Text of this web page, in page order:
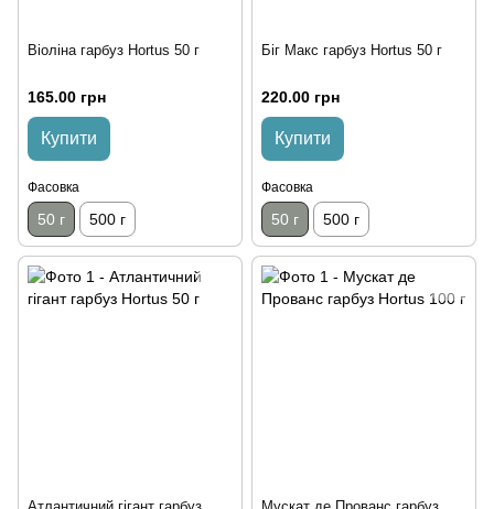
Віоліна гарбуз Hortus 50 г
165.00 грн
Купити
Фасовка
50 г 500 г
Біг Макс гарбуз Hortus 50 г
220.00 грн
Купити
Фасовка
50 г 500 г